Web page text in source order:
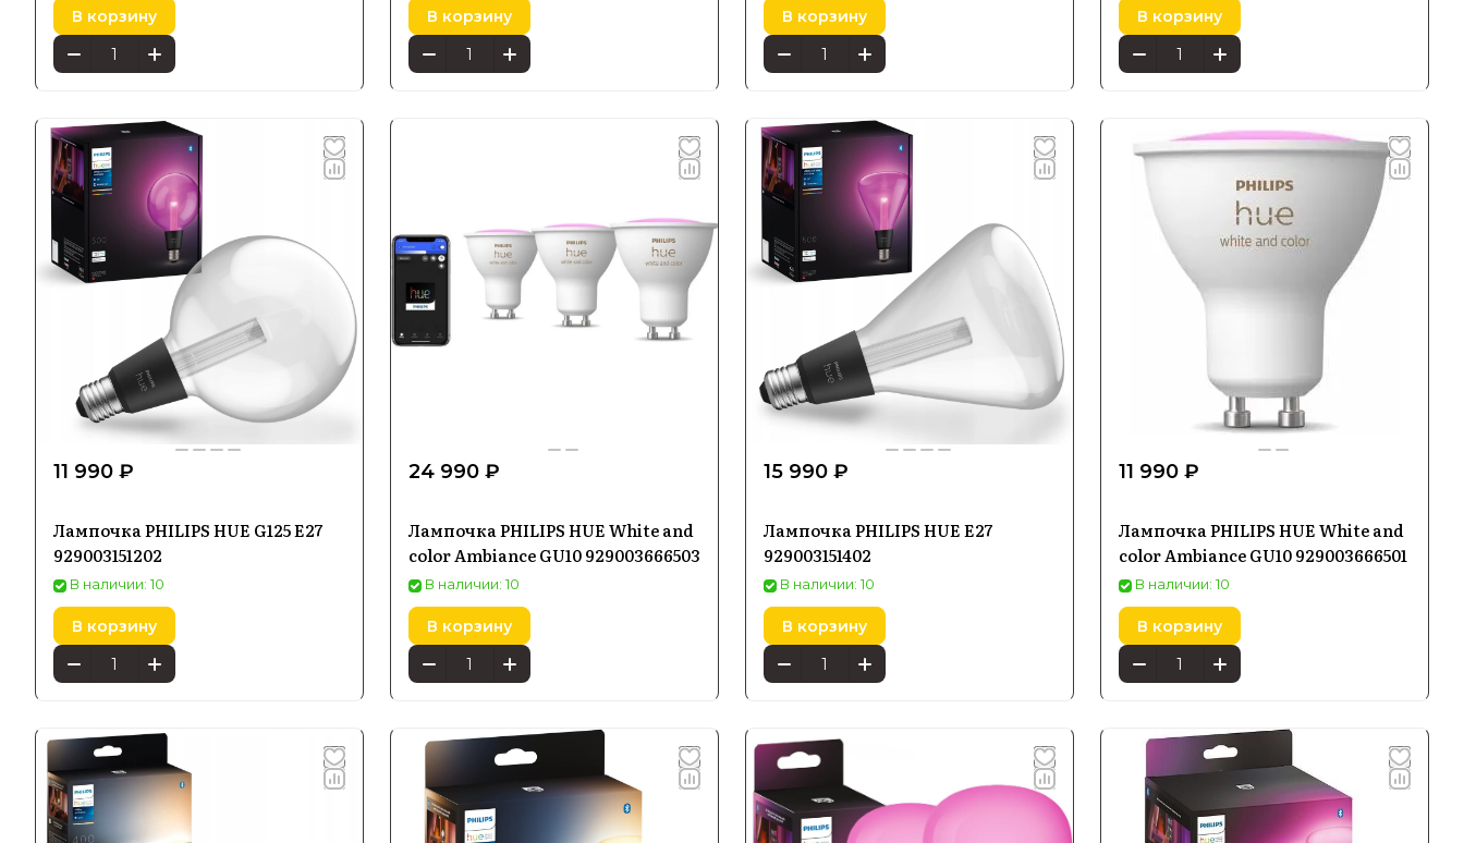
В корзину В корзину В корзину В корзину
11 990 ₽
Лампочка PHILIPS HUE G125 E27
929003151202
В наличии: 10
В корзину
24 990 ₽
Лампочка PHILIPS HUE White and
color Ambiance GU10 929003666503
В наличии: 10
В корзину
15 990 ₽
Лампочка PHILIPS HUE E27
929003151402
В наличии: 10
В корзину
11 990 ₽
Лампочка PHILIPS HUE White and
color Ambiance GU10 929003666501
В наличии: 10
В корзину